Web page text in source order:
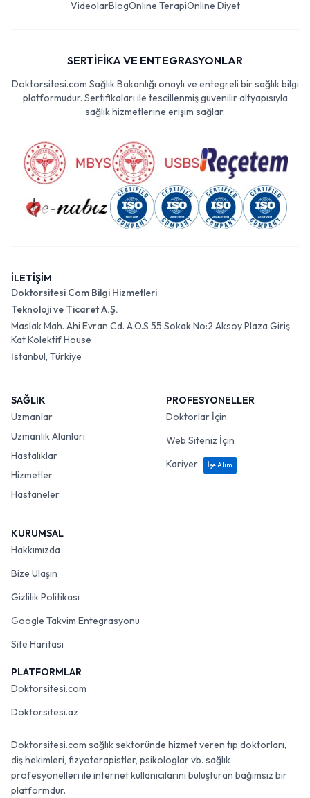
VideolarBlogOnline TerapiOnline Diyet
SERTİFİKA VE ENTEGRASYONLAR
Doktorsitesi.com Sağlık Bakanlığı onaylı ve entegreli bir sağlık bilgi
platformudur. Sertifikaları ile tescillenmiş güvenilir altyapısıyla
sağlık hizmetlerine erişim sağlar.
İLETİŞİM
Doktorsitesi Com Bilgi Hizmetleri
Teknoloji ve Ticaret A.Ş.
Maslak Mah. Ahi Evran Cd. A.O.S 55 Sokak No:2 Aksoy Plaza Giriş
Kat Kolektif House
İstanbul, Türkiye
SAĞLIK
Uzmanlar
Uzmanlık Alanları
Hastalıklar
Hizmetler
Hastaneler
PROFESYONELLER
Doktorlar İçin
Web Siteniz İçin
Kariyer
İşe Alım
KURUMSAL
Hakkımızda
Bize Ulaşın
Gizlilik Politikası
Google Takvim Entegrasyonu
Site Haritası
PLATFORMLAR
Doktorsitesi.com
Doktorsitesi.az
Doktorsitesi.com sağlık sektöründe hizmet veren tıp doktorları,
diş hekimleri, fizyoterapistler, psikologlar vb. sağlık
profesyonelleri ile internet kullanıcılarını buluşturan bağımsız bir
platformdur.